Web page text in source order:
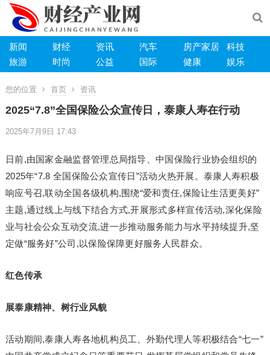
新闻 财经 资讯 汽车 房产家居
科技
旅游
时尚 公益 国际 健康 娱乐
您的位置 首页 资讯
2025“7.8”全国保险公众宣传日，泰康人寿在行动
2025年7月9日 17:43
日前,由国家金融监督管理总局指导、中国保险行业协会组织的
2025年“7.8 全国保险公众宣传日”活动火热开展。泰康人寿积极
响应号召,联动全国各级机构,围绕“爱和责任,保险让生活更美好”
主题,通过线上与线下结合方式,开展形式多样宣传活动,深化保险
业与社会公众互动交流,进一步推动服务能力与水平持续提升,坚
定做“服务好”公司,以保险保障更好服务人民群众。
红色传承
展泰康精神、 树行业风貌
活动期间,泰康人寿各地机构员工、外勤代理人等积极结合“七一”